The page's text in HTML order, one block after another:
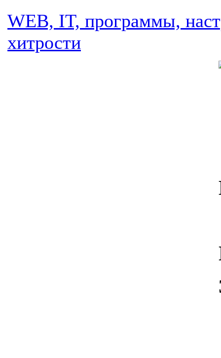
WEB, IT, программы,
хитрости